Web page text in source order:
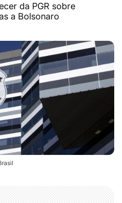
da PGR sobre
a Bolsonaro